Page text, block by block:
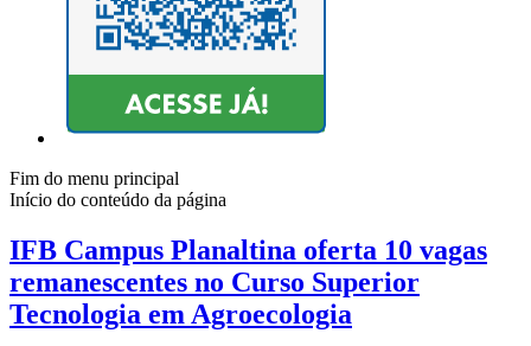
Fim do menu principal
Início do conteúdo da página
IFB Campus Planaltina oferta 10 vagas
remanescentes no Curso Superior
Tecnologia em Agroecologia